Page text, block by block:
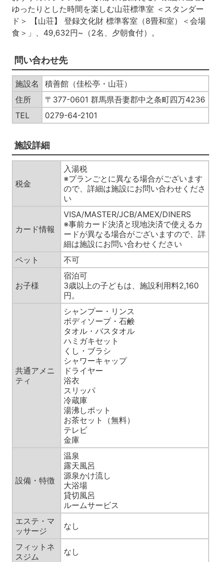
ゆったりとした時間を楽しむ山荘標準室 ＜スタンダー
ド＞ 【山荘】 登録文化財 標準客室（8畳和室）＜会場
食＞」、49,632円~（2名、夕朝食付）。
問い合わせ先
施設名
積善館（佳松亭・山荘）
住所
〒377-0601 群馬県吾妻郡中之条町四万4236
TEL
0279-64-2101
施設詳細
税金
入湯税
※プランごとに異なる場合がございます
ので、詳細は施設にお問い合わせくださ
い
カード情報
VISA/MASTER/JCB/AMEX/DINERS
※事前カード決済と現地決済で使えるカ
ードが異なる場合がございますので、詳
細は施設にお問い合わせください
ペット
不可
お子様
宿泊可
3歳以上の子どもは、施設利用料2,160
円。
共通アメニ
ティ
シャンプー・リンス
ボディソープ・石鹸
タオル・バスタオル
ハミガキセット
くし・ブラシ
シャワーキャップ
ドライヤー
浴衣
スリッパ
冷蔵庫
湯沸しポット
お茶セット（無料）
テレビ
金庫
設備・特徴
温泉
露天風呂
源泉かけ流し
大浴場
貸切風呂
ルームサービス
エステ・マ
ッサージ
なし
フィットネ
スジム
なし